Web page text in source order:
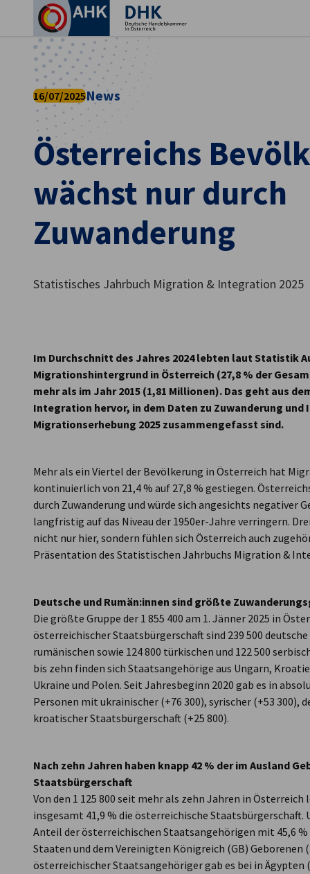
German
Österreichs
wächst nur durch
Zuwanderung
16/07/2025News
Statistisches Jahrbuch Migration & Integration 2025
Im Durchschnitt des Jahres 2024 lebten laut Statistik
Migrationshintergrund in Österreich (27,8 % der
mehr als im Jahr 2015 (1,81 Millionen). Das geht aus
Integration hervor, in dem Daten zu Zuwanderung
Migrationserhebung 2025 zusammengefasst sind.
Mehr als ein Viertel der Bevölkerung in Österreich hat
kontinuierlich von 21,4 % auf 27,8 % gestiegen.
durch Zuwanderung und würde sich angesichts negativer
langfristig auf das Niveau der 1950er-Jahre verringern.
nicht nur hier, sondern fühlen sich Österreich auch
Präsentation des Statistischen Jahrbuchs Migration &
Deutsche und Rumän:innen sind größte
Die größte Gruppe der 1 855 400 am 1. Jänner 2025 in
österreichischer Staatsbürgerschaft sind 239 500
rumänischen sowie 124 800 türkischen und 122 500
bis zehn finden sich Staatsangehörige aus Ungarn,
Ukraine und Polen. Seit Jahresbeginn 2020 gab es in
Personen mit ukrainischer (+76 300), syrischer (+53 300),
kroatischer Staatsbürgerschaft (+25 800).
Nach zehn Jahren haben knapp 42 % der im Ausland
Staatsbürgerschaft
Von den 1 125 800 seit mehr als zehn Jahren in
insgesamt 41,9 % die österreichische
Anteil der österreichischen Staatsangehörigen mit 45,6
Staaten und dem Vereinigten Königreich (GB) Geborenen
österreichischer Staatsangehöriger gab es bei in Ägypten